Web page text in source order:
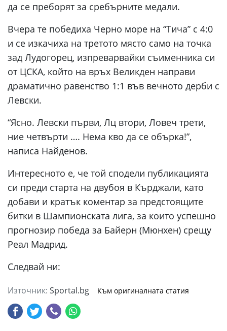
да се преборят за сребърните медали.
Вчера те победиха Черно море на “Тича” с 4:0
и се изкачиха на третото място само на точка
зад Лудогорец, изпреварвайки съименника си
от ЦСКА, който на връх Великден направи
драматично равенство 1:1 във вечното дерби с
Левски.
“Ясно. Левски първи, Лц втори, Ловеч трети,
ние четвърти …. Нема кво да се обърка!”,
написа Найденов.
Интересното е, че той сподели публикацията
си преди старта на двубоя в Кърджали, като
добави и кратък коментар за предстоящите
битки в Шампионската лига, за които успешно
прогнозир победа за Байерн (Мюнхен) срещу
Реал Мадрид.
Следвай ни:
Източник: Sportal.bg Към оригиналната статия